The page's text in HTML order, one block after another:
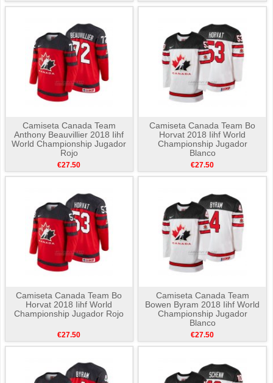
Camiseta Canada Team
Anthony Beauvillier 2018 Iihf
World Championship Jugador
Rojo
€27.50
Camiseta Canada Team Bo
Horvat 2018 Iihf World
Championship Jugador
Blanco
€27.50
Camiseta Canada Team Bo
Horvat 2018 Iihf World
Championship Jugador Rojo
€27.50
Camiseta Canada Team
Bowen Byram 2018 Iihf World
Championship Jugador
Blanco
€27.50